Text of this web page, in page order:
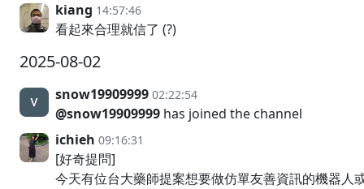
kiang 14:57:46
看起來合理就信了 (?)
2025-08-02
snow19909999 02:22:54
@snow19909999 has joined the channel
ichieh 09:16:31
[好奇提問]
今天有位台大藥師提案想要做仿單友善資訊的機器